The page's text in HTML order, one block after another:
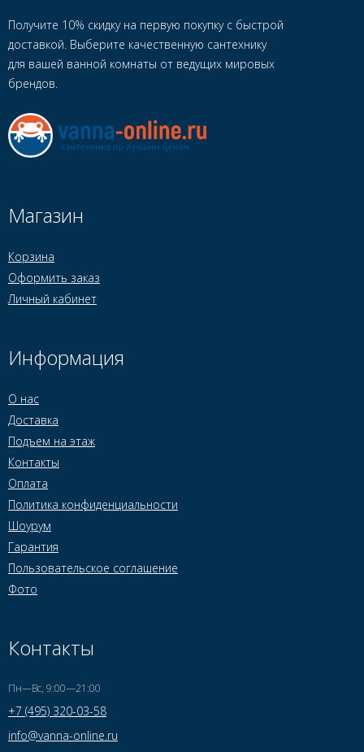
Получите 10% скидку на первую покупку с быстрой
доставкой. Выберите качественную сантехнику
для вашей ванной комнаты от ведущих мировых
брендов.
Магазин
Корзина
Оформить заказ
Личный кабинет
Информация
О нас
Доставка
Подъем на этаж
Контакты
Оплата
Политика конфиденциальности
Шоурум
Гарантия
Пользовательское соглашение
Фото
Контакты
Пн—Вс, 9:00—21:00
+7 (495) 320-03-58
info@vanna-online.ru